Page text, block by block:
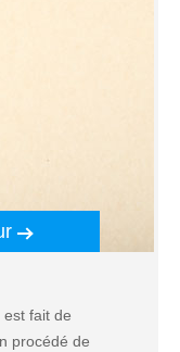
est fait de
procédé de